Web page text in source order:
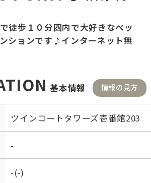
徒歩１０分圏内で大好きなペッ
ションです♪インターネット無
基本情報 情報の見方
ツインコートタワーズ壱番館203
-
-(-)